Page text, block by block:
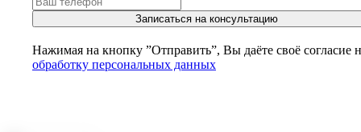
Записаться на консультацию
Нажимая на кнопку ”Отправить”, Вы даёте своё согласие
обработку персональных данных